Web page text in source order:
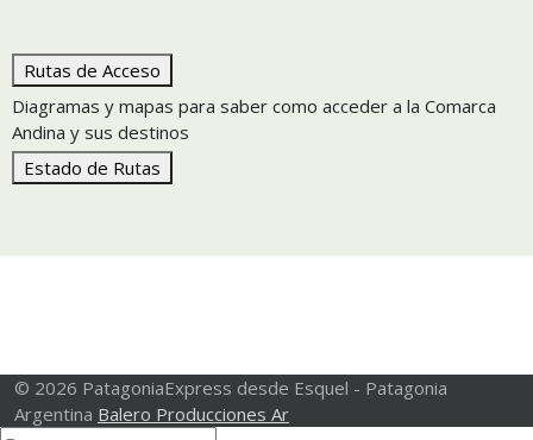
Rutas de Acceso
Diagramas y mapas para saber como acceder a la Comarca
Andina y sus destinos
Estado de Rutas
© 2026 PatagoniaExpress desde Esquel - Patagonia
Argentina Balero Producciones Ar